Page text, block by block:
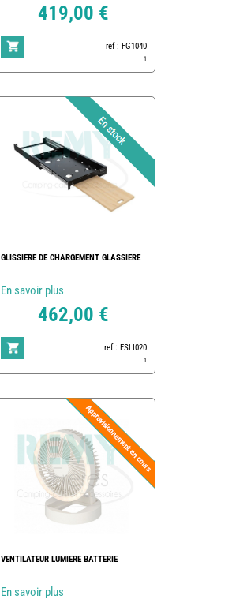
419,00 €
ref : FG1040
1
GLISSIERE DE CHARGEMENT GLASSIERE
En savoir plus
462,00 €
ref : FSLI020
1
VENTILATEUR LUMIERE BATTERIE
En savoir plus